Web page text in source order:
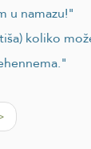
u namazu!"
koliko